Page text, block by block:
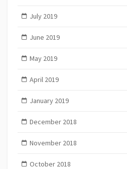
July 2019
June 2019
May 2019
April 2019
January 2019
December 2018
November 2018
October 2018